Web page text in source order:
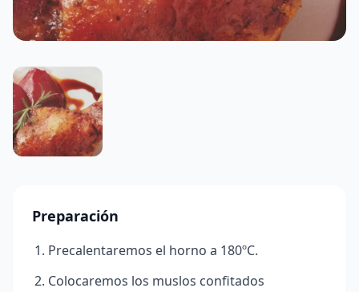
Preparación
Precalentaremos el horno a 180ºC.
Colocaremos los muslos confitados